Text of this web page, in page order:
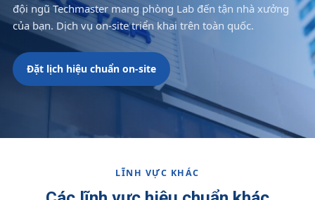
đội ngũ Techmaster mang phòng Lab đến tận nhà xưởng
của bạn. Dịch vụ on-site triển khai trên toàn quốc.
Đặt lịch hiệu chuẩn on-site
LĨNH VỰC KHÁC